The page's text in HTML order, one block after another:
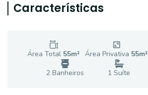
Características
Área Total 55m² Área Privativa 55m²
2 Banheiros 1 Suíte